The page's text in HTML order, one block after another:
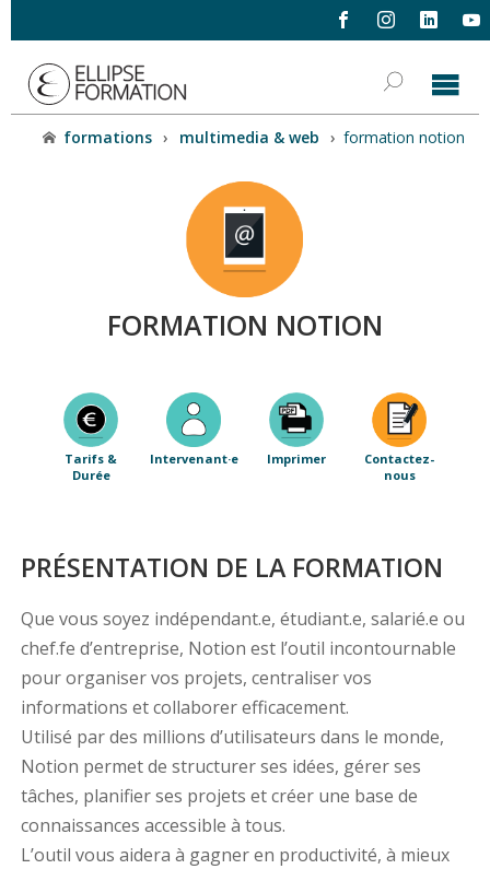
formations › multimedia & web › formation notion
FORMATION NOTION
Tarifs &
Durée
Intervenant·e Imprimer
Contactez-
nous
PRÉSENTATION DE LA FORMATION
Que vous soyez indépendant.e, étudiant.e, salarié.e ou
chef.fe d’entreprise, Notion est l’outil incontournable
pour organiser vos projets, centraliser vos
informations et collaborer efficacement.
Utilisé par des millions d’utilisateurs dans le monde,
Notion permet de structurer ses idées, gérer ses
tâches, planifier ses projets et créer une base de
connaissances accessible à tous.
L’outil vous aidera à gagner en productivité, à mieux